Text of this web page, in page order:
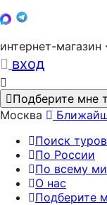
интернет-магазин
вход
Подберите мне
Москва
Поиск туров
По России
По всему
О нас
Подберите